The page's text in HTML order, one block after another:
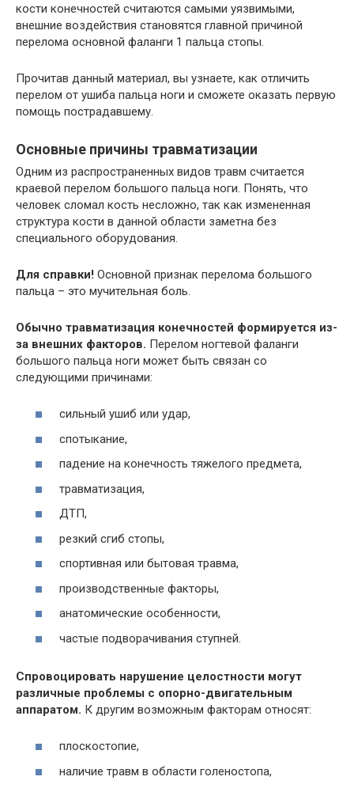
кости конечностей считаются самыми уязвимыми,
внешние воздействия становятся главной причиной
перелома основной фаланги 1 пальца стопы.
Прочитав данный материал, вы узнаете, как отличить
перелом от ушиба пальца ноги и сможете оказать первую
помощь пострадавшему.
Основные причины травматизации
Одним из распространенных видов травм считается
краевой перелом большого пальца ноги. Понять, что
человек сломал кость несложно, так как измененная
структура кости в данной области заметна без
специального оборудования.
Для справки! Основной признак перелома большого
пальца – это мучительная боль.
Обычно травматизация конечностей формируется из-
за внешних факторов. Перелом ногтевой фаланги
большого пальца ноги может быть связан со
следующими причинами:
сильный ушиб или удар,
спотыкание,
падение на конечность тяжелого предмета,
травматизация,
ДТП,
резкий сгиб стопы,
спортивная или бытовая травма,
производственные факторы,
анатомические особенности,
частые подворачивания ступней.
Спровоцировать нарушение целостности могут
различные проблемы с опорно-двигательным
аппаратом. К другим возможным факторам относят:
плоскостопие,
наличие травм в области голеностопа,